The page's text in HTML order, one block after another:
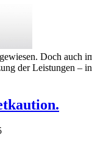
Doch auch
der Leistungen –